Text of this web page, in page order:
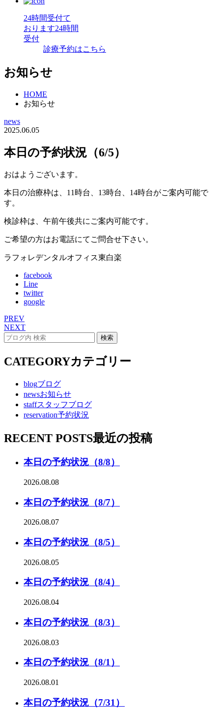
24時間受付て
おります24時間
受付
診療予約はこちら
お知らせ
HOME
お知らせ
news
2025.06.05
本日の予約状況（6/5）
おはようございます。
本日の治療枠は、11時台、13時台、14時台がご案内可能で
す。
検診枠は、午前午後共にご案内可能です。
ご希望の方はお電話にてご問合せ下さい。
ラフォレデンタルオフィス東白楽
facebook
Line
twitter
google
PREV
NEXT
CATEGORYカテゴリー
blogブログ
newsお知らせ
staffスタッフブログ
reservation予約状況
RECENT POSTS最近の投稿
本日の予約状況（8/8）
2026.08.08
本日の予約状況（8/7）
2026.08.07
本日の予約状況（8/5）
2026.08.05
本日の予約状況（8/4）
2026.08.04
本日の予約状況（8/3）
2026.08.03
本日の予約状況（8/1）
2026.08.01
本日の予約状況（7/31）